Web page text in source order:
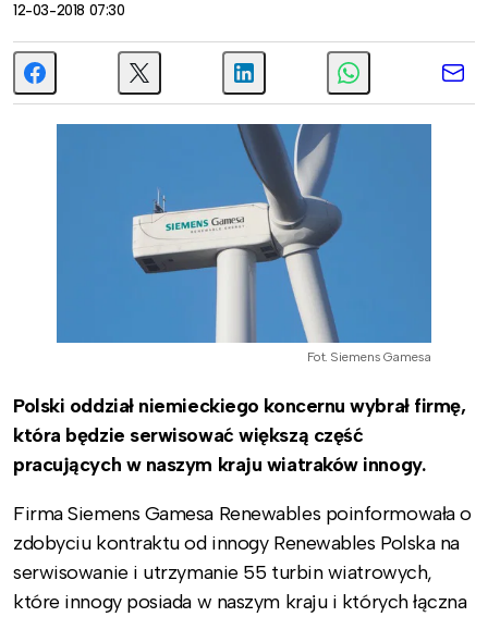
12-03-2018 07:30
Fot. Siemens Gamesa
Polski oddział niemieckiego koncernu wybrał firmę,
która będzie serwisować większą część
pracujących w naszym kraju wiatraków innogy.
Firma Siemens Gamesa Renewables poinformowała o
zdobyciu kontraktu od innogy Renewables Polska na
serwisowanie i utrzymanie 55 turbin wiatrowych,
które innogy posiada w naszym kraju i których łączna